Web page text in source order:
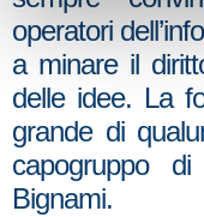
operatori
a minare il
delle idee. La
grande di
capogruppo
Bignami.